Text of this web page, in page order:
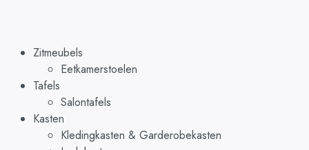
Zitmeubels
Eetkamerstoelen
Tafels
Salontafels
Kasten
Kledingkasten & Garderobekasten